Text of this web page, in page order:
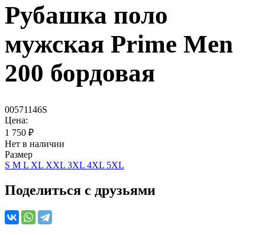
Рубашка поло
мужская Prime Men
200 бордовая
00571146S
Цена:
1 750 ₽
Нет в наличии
Размер
S M L XL XXL 3XL 4XL 5XL
Поделиться с друзьями